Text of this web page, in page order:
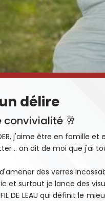
délire
convivialité 🥂
j'aime être en famille
.. on dit de moi que j'ai
des verres
et surtout je lance des
DE LEAU qui définit le